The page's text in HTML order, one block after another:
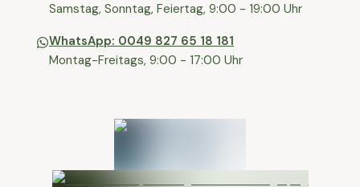
⁠Samstag, Sonntag, Feiertag, 9:00 - 19:00 Uhr
WhatsApp: 0049 827 65 18 181
Montag-Freitags, 9:00 - 17:00 Uhr